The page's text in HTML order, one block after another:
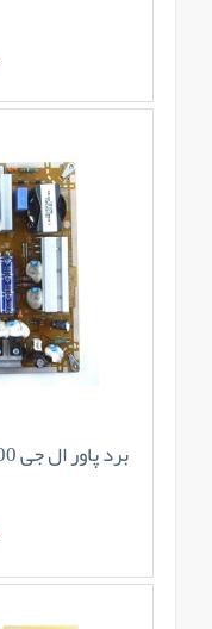
برد پاور ال جی 55SM9000